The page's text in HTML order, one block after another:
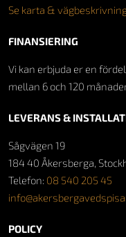
Se karta &
FINANSIERING
Vi kan erbjuda er en
mellan 6 och 120
LEVERANS &
Sågvägen 19
184 40 Åkersberga,
Telefon: 08 540 205 45
POLICY